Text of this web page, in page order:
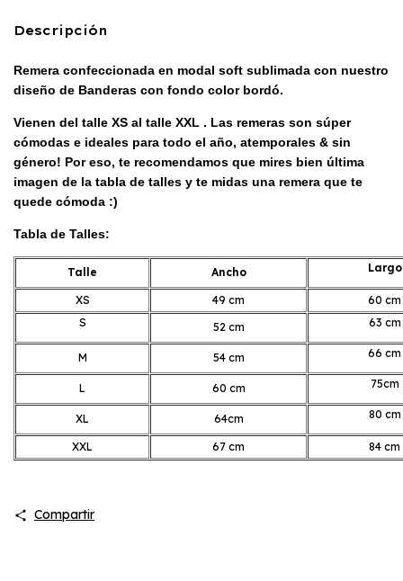
Descripción
Remera confeccionada en modal soft sublimada con nuestro
diseño de Banderas con fondo color bordó.
Vienen del talle XS al talle XXL . Las remeras son súper
cómodas e ideales para todo el año, atemporales & sin
género! Por eso, te recomendamos que mires bien última
imagen de la tabla de talles y te midas una remera que te
quede cómoda :)
Tabla de Talles:
Talle Ancho Largo
XS 49 cm
60 cm
S
52 cm 63 cm
M 54 cm 66 cm
L 60 cm 75cm
XL 64cm 80 cm
XXL 67 cm 84 cm
Compartir